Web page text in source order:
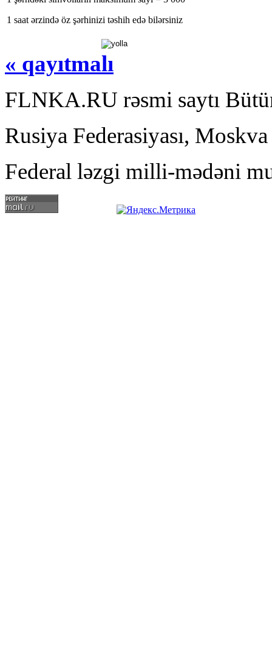
1 saat ərzində öz şərhinizi təshih edə bilərsiniz
« qayıtmalı
FLNKA.RU rəsmi saytı
Rusiya Federasiyası,
Federal ləzgi milli-mədəni